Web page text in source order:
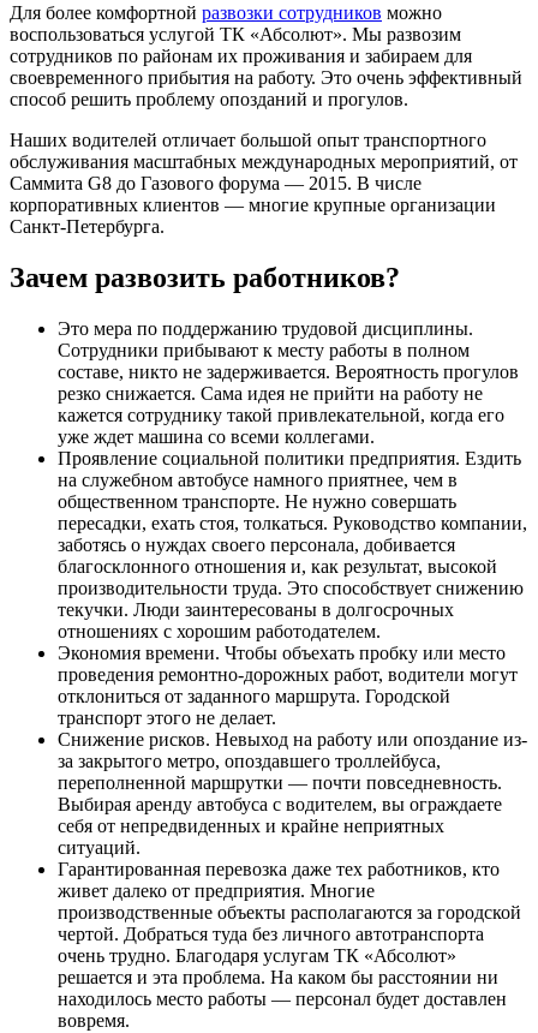
Для более комфортной развозки сотрудников можно
воспользоваться услугой ТК «Абсолют». Мы развозим
сотрудников по районам их проживания и забираем для
своевременного прибытия на работу. Это очень эффективный
способ решить проблему опозданий и прогулов.
Наших водителей отличает большой опыт транспортного
обслуживания масштабных международных мероприятий, от
Саммита G8 до Газового форума — 2015. В числе
корпоративных клиентов — многие крупные организации
Санкт-Петербурга.
Зачем развозить работников?
Это мера по поддержанию трудовой дисциплины.
Сотрудники прибывают к месту работы в полном
составе, никто не задерживается. Вероятность прогулов
резко снижается. Сама идея не прийти на работу не
кажется сотруднику такой привлекательной, когда его
уже ждет машина со всеми коллегами.
Проявление социальной политики предприятия. Ездить
на служебном автобусе намного приятнее, чем в
общественном транспорте. Не нужно совершать
пересадки, ехать стоя, толкаться. Руководство компании,
заботясь о нуждах своего персонала, добивается
благосклонного отношения и, как результат, высокой
производительности труда. Это способствует снижению
текучки. Люди заинтересованы в долгосрочных
отношениях с хорошим работодателем.
Экономия времени. Чтобы объехать пробку или место
проведения ремонтно-дорожных работ, водители могут
отклониться от заданного маршрута. Городской
транспорт этого не делает.
Снижение рисков. Невыход на работу или опоздание из-
за закрытого метро, опоздавшего троллейбуса,
переполненной маршрутки — почти повседневность.
Выбирая аренду автобуса с водителем, вы ограждаете
себя от непредвиденных и крайне неприятных
ситуаций.
Гарантированная перевозка даже тех работников, кто
живет далеко от предприятия. Многие
производственные объекты располагаются за городской
чертой. Добраться туда без личного автотранспорта
очень трудно. Благодаря услугам ТК «Абсолют»
решается и эта проблема. На каком бы расстоянии ни
находилось место работы — персонал будет доставлен
вовремя.